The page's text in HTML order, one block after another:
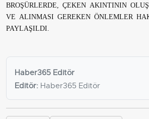
BROŞÜRLERDE, ÇEKEN AKINTININ
VE ALINMASI GEREKEN ÖNLEMLER
PAYLAŞILDI.
Haber365 Editör
Editör: Haber365 Editör